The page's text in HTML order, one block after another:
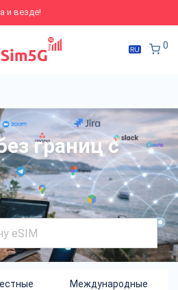
и везде!
0
границ с
Международные